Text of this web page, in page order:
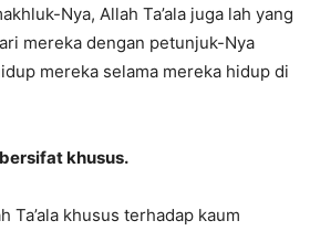
Nya, Allah Ta’ala juga lah yang
mereka dengan petunjuk-Nya
mereka selama mereka hidup di
khusus.
Ta’ala khusus terhadap kaum